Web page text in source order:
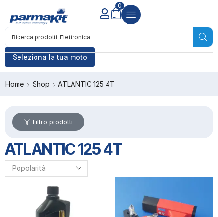
Seleziona la tua moto
Ricerca prodotti Elettronica
0
Home Shop ATLANTIC 125 4T
Filtro prodotti
ATLANTIC 125 4T